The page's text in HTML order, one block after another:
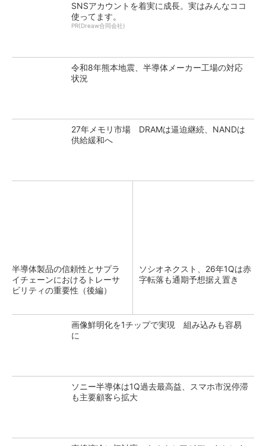
SNSアカウントを着実に成長。実はみんなココ
使ってます。
PR(Dreaw合同会社)
令和8年熊本地震、半導体メーカー工場の対応
状況
27年メモリ市場 DRAMは逼迫継続、NANDは
供給緩和へ
半導体製品の信頼性とサプラ
イチェーンにおけるトレーサ
ビリティの重要性（後編）
ソシオネクスト、26年1Qは赤
字転落も通期予想据え置き
画像鮮明化を1チップで実現 組み込みも容易
に
ソニー半導体は1Q過去最高益、スマホ市況停滞
も主要顧客ら拡大